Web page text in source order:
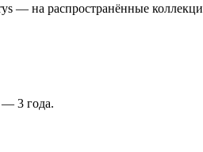
— на распространённые
3 года.